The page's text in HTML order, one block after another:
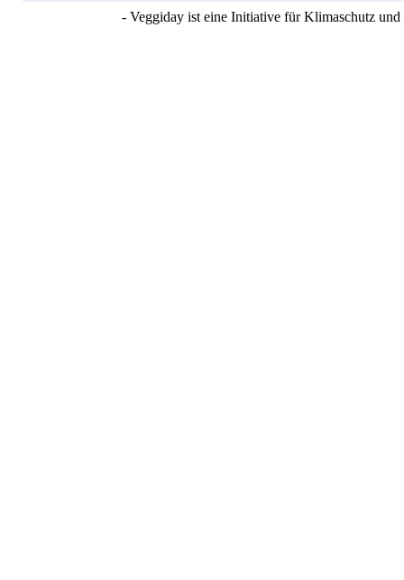
- Veggiday ist eine Initiative für Klimaschutz